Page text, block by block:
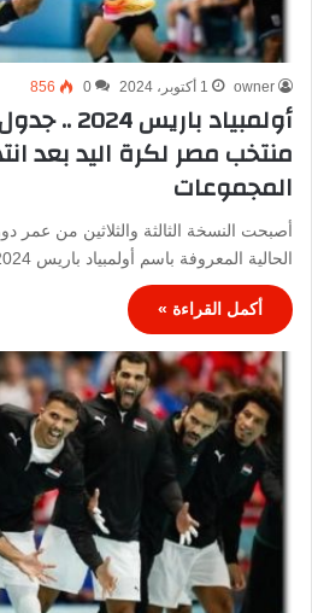
owner 1 أكتوبر، 2024 0
856
أولمبياد
منتخب مصر لكرة اليد بعد
المجموعات
أصبحت النسخة الثالثة والثلاثين من عمر
الحالية المعروفة باسم أولمبياد باريس 2024 هي حديث الجميع على…
أكمل القراءة »